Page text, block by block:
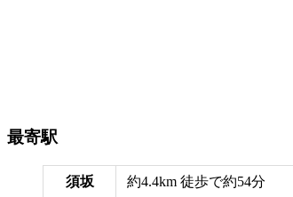
最寄駅
須坂 約4.4km 徒歩で約54分